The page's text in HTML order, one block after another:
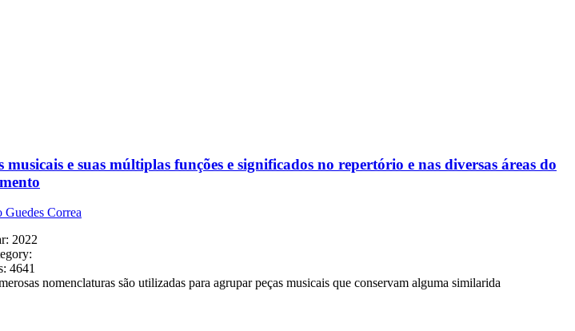
musicais e suas múltiplas funções e significados no repertório e nas diversas áreas do
Guedes Correa
2022
4641
nomenclaturas são utilizadas para agrupar peças musicais que conservam alguma similarida